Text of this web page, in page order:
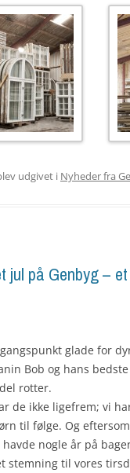
udgivet i Nyheder fra
jul på Genbyg –
glade for
Bob og hans
rotter.
de ikke ligefrem; vi
til følge. Og
nogle år på
stemning til vores